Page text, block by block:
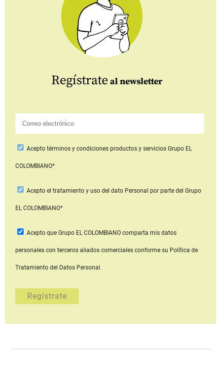
Regístrate al newsletter
Aceptotérminos y condiciones productos y serviciosGrupo EL
COLOMBIANO*
Acepto el tratamiento y uso del dato Personal por parte del Grupo
EL COLOMBIANO*
Acepto que Grupo EL COLOMBIANOcomparta mis datos
personales con terceros aliados comerciales conforme su Política de
Tratamiento del Datos Personal.